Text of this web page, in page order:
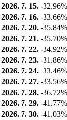
2026. 7. 15. -32.96%
2026. 7. 16. -33.66%
2026. 7. 20. -35.84%
2026. 7. 21. -35.70%
2026. 7. 22. -34.92%
2026. 7. 23. -31.86%
2026. 7. 24. -33.46%
2026. 7. 27. -33.56%
2026. 7. 28. -36.72%
2026. 7. 29. -41.77%
2026. 7. 30. -41.03%